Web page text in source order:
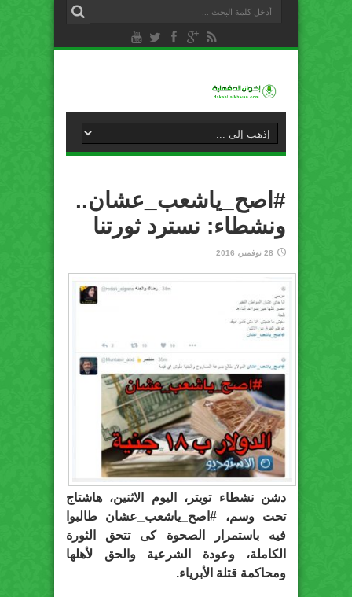
#اصح_ياشعب_عشان..
ونشطاء: نسترد ثورتنا
28 نوفمبر، 2016
دشن نشطاء تويتر، اليوم الاثنين، هاشتاج
تحت وسم، #اصح_ياشعب_عشان طالبوا
فيه باستمرار الصحوة كى تتحق الثورة
الكاملة، وعودة الشرعية والحق لأهلها
ومحاكمة قتلة الأبرياء.